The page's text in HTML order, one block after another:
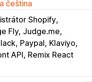
čeština
Shopify
Fly, Judge.me
Paypal, Klaviyo
API, Remix React